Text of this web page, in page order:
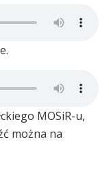
MOSiR-u,
można na